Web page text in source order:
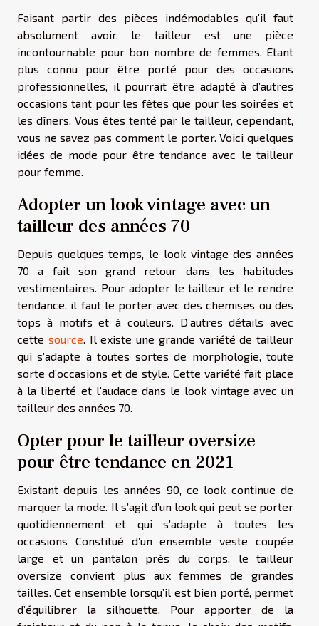
Faisant partir des pièces indémodables qu’il faut
absolument avoir, le tailleur est une pièce
incontournable pour bon nombre de femmes. Etant
plus connu pour être porté pour des occasions
professionnelles, il pourrait être adapté à d’autres
occasions tant pour les fêtes que pour les soirées et
les dîners. Vous êtes tenté par le tailleur, cependant,
vous ne savez pas comment le porter. Voici quelques
idées de mode pour être tendance avec le tailleur
pour femme.
Adopter un look vintage avec un
tailleur des années 70
Depuis quelques temps, le look vintage des années
70 a fait son grand retour dans les habitudes
vestimentaires. Pour adopter le tailleur et le rendre
tendance, il faut le porter avec des chemises ou des
tops à motifs et à couleurs. D’autres détails avec
cette source . Il existe une grande variété de tailleur
qui s’adapte à toutes sortes de morphologie, toute
sorte d’occasions et de style. Cette variété fait place
à la liberté et l’audace dans le look vintage avec un
tailleur des années 70.
Opter pour le tailleur oversize
pour être tendance en 2021
Existant depuis les années 90, ce look continue de
marquer la mode. Il s’agit d’un look qui peut se porter
quotidiennement et qui s’adapte à toutes les
occasions Constitué d’un ensemble veste coupée
large et un pantalon près du corps, le tailleur
oversize convient plus aux femmes de grandes
tailles. Cet ensemble lorsqu’il est bien porté, permet
d’équilibrer la silhouette. Pour apporter de la